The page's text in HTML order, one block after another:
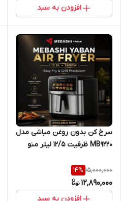
افزودن به سبد
سرخ کن بدون روغن مباشی مدل
MB9220 ظرفیت ۱۲/۵ لیتر منو
15,000,000
14%
12,890,000
افزودن به سبد